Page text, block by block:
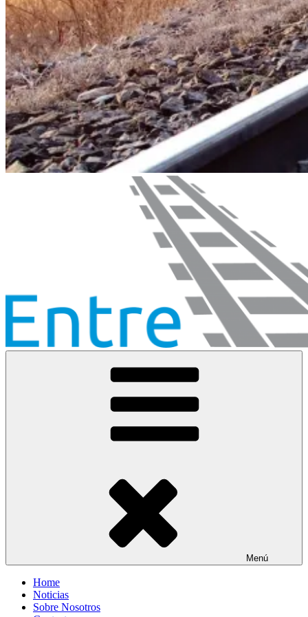
Menú
Home
Noticias
Sobre Nosotros